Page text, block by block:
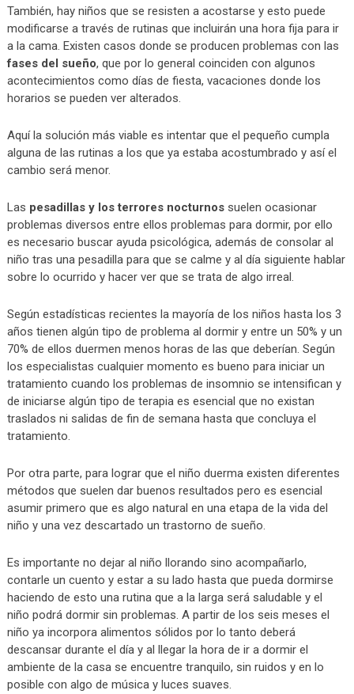
También, hay niños que se resisten a acostarse y esto puede
modificarse a través de rutinas que incluirán una hora fija para ir
a la cama. Existen casos donde se producen problemas con las
fases del sueño, que por lo general coinciden con algunos
acontecimientos como días de fiesta, vacaciones donde los
horarios se pueden ver alterados.
Aquí la solución más viable es intentar que el pequeño cumpla
alguna de las rutinas a los que ya estaba acostumbrado y así el
cambio será menor.
Las pesadillas y los terrores nocturnossuelen ocasionar
problemas diversos entre ellos problemas para dormir, por ello
es necesario buscar ayuda psicológica, además de consolar al
niño tras una pesadilla para que se calme y al día siguiente hablar
sobre lo ocurrido y hacer ver que se trata de algo irreal.
Según estadísticas recientes la mayoría de los niños hasta los 3
años tienen algún tipo de problema al dormir y entre un 50% y un
70% de ellos duermen menos horas de las que deberían. Según
los especialistas cualquier momento es bueno para iniciar un
tratamiento cuando los problemas de insomnio se intensifican y
de iniciarse algún tipo de terapia es esencial que no existan
traslados ni salidas de fin de semana hasta que concluya el
tratamiento.
Por otra parte, para lograr que el niño duerma existen diferentes
métodos que suelen dar buenos resultados pero es esencial
asumir primero que es algo natural en una etapa de la vida del
niño y una vez descartado un trastorno de sueño.
Es importante no dejar al niño llorando sino acompañarlo,
contarle un cuento y estar a su lado hasta que pueda dormirse
haciendo de esto una rutina que a la larga será saludable y el
niño podrá dormir sin problemas. A partir de los seis meses el
niño ya incorpora alimentos sólidos por lo tanto deberá
descansar durante el día y al llegar la hora de ir a dormir el
ambiente de la casa se encuentre tranquilo, sin ruidos y en lo
posible con algo de música y luces suaves.